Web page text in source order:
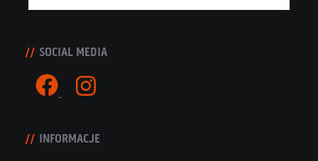
SOCIAL MEDIA
INFORMACJE